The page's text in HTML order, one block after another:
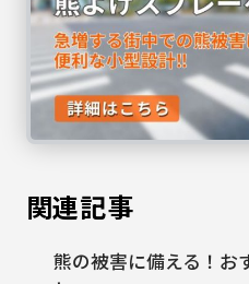
関連記事
熊の被害に備える！お